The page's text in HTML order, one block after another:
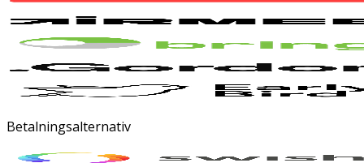
Betalningsalternativ